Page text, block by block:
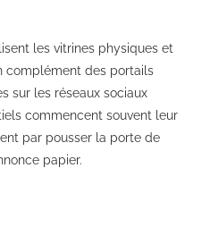
les vitrines physiques et
complément des portails
sur les réseaux sociaux
commencent souvent leur
par pousser la porte de
papier.